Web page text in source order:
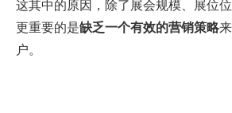
这其中的原因，除了展会规模、展位
更重要的是缺乏一个有效的营销策略
户。